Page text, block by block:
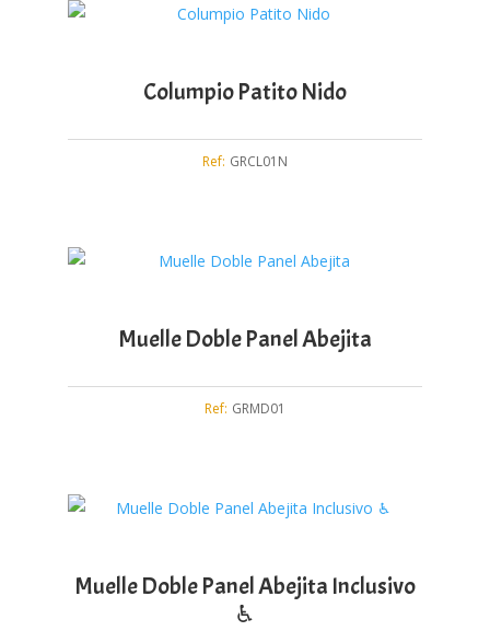
Columpio Patito Nido
Ref: GRCL01N
Muelle Doble Panel Abejita
Ref: GRMD01
Muelle Doble Panel Abejita Inclusivo
♿︎